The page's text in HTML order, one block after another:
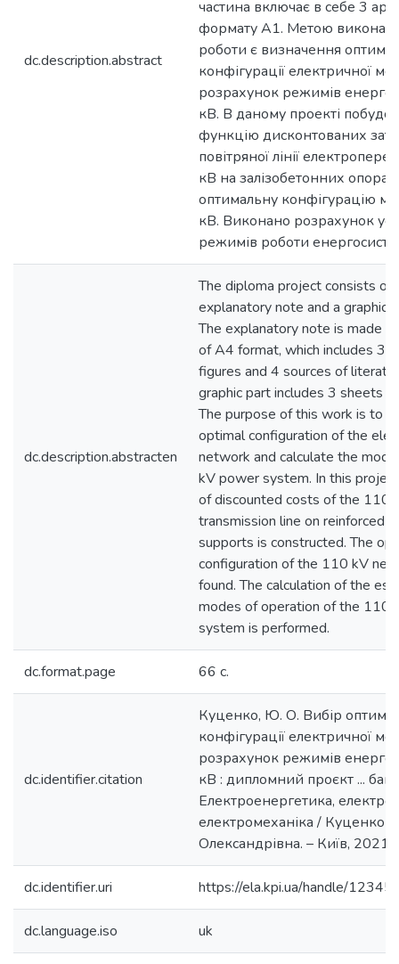
dc.description.abstract
частина включає в себе 3
формату А1. Метою
роботи є визначення
конфігурації електричної
розрахунок режимів
кВ. В даному проекті
функцію дисконтованих
повітряної лінії
кВ на залізобетонних
оптимальну конфігурацію
кВ. Виконано розрахунок
режимів роботи
dc.description.abstracten
Тhe diploma project consists of
explanatory note and a graphic
The explanatory note is made
of A4 format, which includes
figures and 4 sources of
graphic part includes 3 sheets
The purpose of this work is to
optimal configuration of the
network and calculate the
kV power system. In this
of discounted costs of the 110
transmission line on reinforced
supports is constructed. The
configuration of the 110 kV
found. The calculation of the
modes of operation of the 110
system is performed.
dc.format.page 66 с.
dc.identifier.citation
Куценко, Ю. О. Вибір
конфігурації електричної
розрахунок режимів
кВ : дипломний проєкт ...
Електроенергетика,
електромеханіка / Куценко
Олександрівна. – Київ, 2021.
dc.identifier.uri https://ela.kpi.ua/handle/
dc.language.iso uk